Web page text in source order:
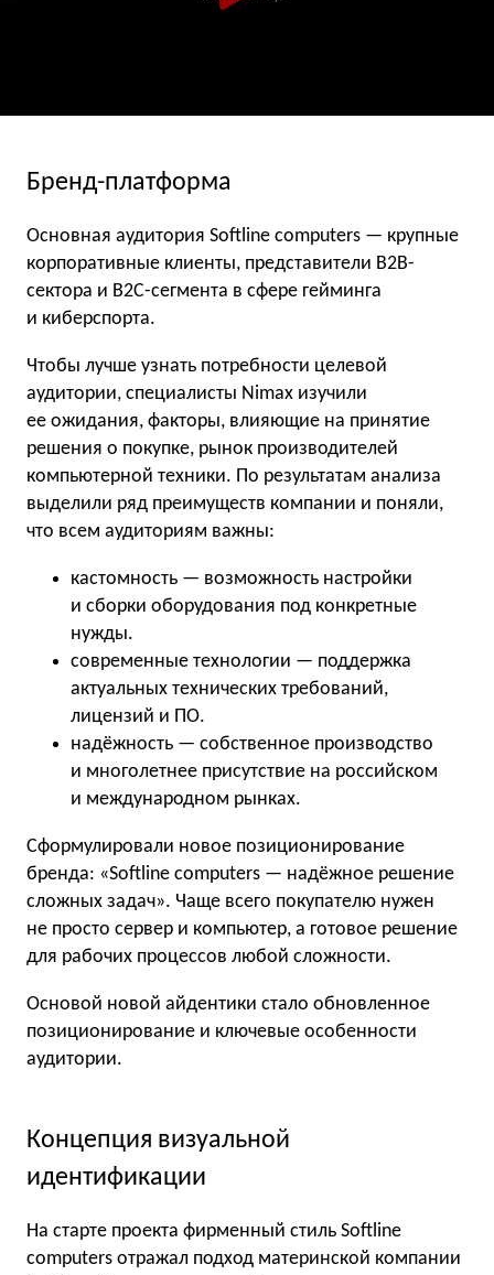
Бренд-платформа
Основная аудитория Softline computers — крупные
корпоративные клиенты, представители B2B-
сектора и B2C-сегмента в сфере гейминга
и киберспорта.
Чтобы лучше узнать потребности целевой
аудитории, специалисты Nimax изучили
ее ожидания, факторы, влияющие на принятие
решения о покупке, рынок производителей
компьютерной техники. По результатам анализа
выделили ряд преимуществ компании и поняли,
что всем аудиториям важны:
кастомность — возможность настройки
и сборки оборудования под конкретные
нужды.
современные технологии — поддержка
актуальных технических требований,
лицензий и ПО.
надёжность — собственное производство
и многолетнее присутствие на российском
и международном рынках.
Сформулировали новое позиционирование
бренда: «Softline сomputers — надёжное решение
сложных задач». Чаще всего покупателю нужен
не просто сервер и компьютер, а готовое решение
для рабочих процессов любой сложности.
Основой новой айдентики стало обновленное
позиционирование и ключевые особенности
аудитории.
Концепция визуальной
идентификации
На старте проекта фирменный стиль Softline
computers отражал подход материнской компании